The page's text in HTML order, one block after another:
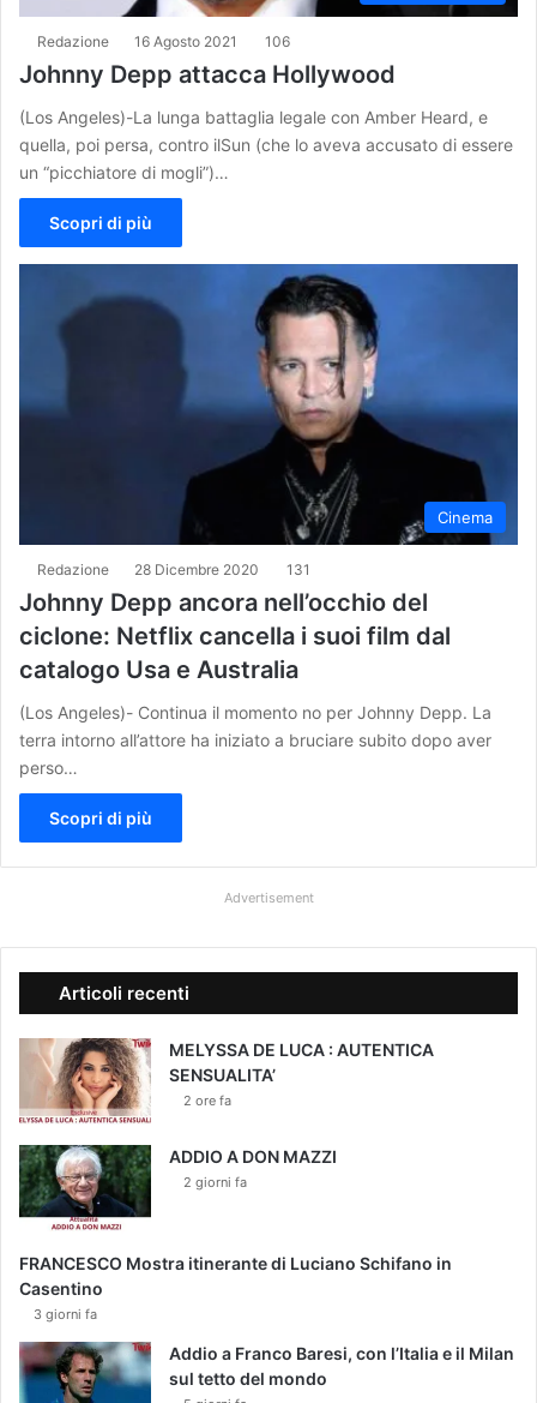
Redazione 16 Agosto 2021 106
Johnny Depp attacca Hollywood
(Los Angeles)-La lunga battaglia legale con Amber Heard, e
quella, poi persa, contro ilSun (che lo aveva accusato di essere
un “picchiatore di mogli”)…
Scopri di più
Cinema
Redazione 28 Dicembre 2020 131
Johnny Depp ancora nell’occhio del
ciclone: Netflix cancella i suoi film dal
catalogo Usa e Australia
(Los Angeles)- Continua il momento no per Johnny Depp. La
terra intorno all’attore ha iniziato a bruciare subito dopo aver
perso…
Scopri di più
Advertisement
Articoli recenti
MELYSSA DE LUCA : AUTENTICA
SENSUALITA’
2 ore fa
ADDIO A DON MAZZI
2 giorni fa
FRANCESCO Mostra itinerante di Luciano Schifano in
Casentino
3 giorni fa
Addio a Franco Baresi, con l’Italia e il Milan
sul tetto del mondo